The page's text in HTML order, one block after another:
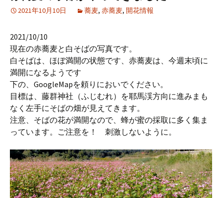
2021年10月10日 蕎麦, 赤蕎麦, 開花情報
2021/10/10
現在の赤蕎麦と白そばの写真です。
白そばは、ほぼ満開の状態です、赤蕎麦は、今週末頃に
満開になるようです
下の、GoogleMapを頼りにおいでください。
目標は、藤群神社（ふじむれ）を耶馬渓方向に進みまも
なく左手にそばの畑が見えてきます。
注意、そばの花が満開なので、蜂が蜜の採取に多く集ま
っています。ご注意を！ 刺激しないように。